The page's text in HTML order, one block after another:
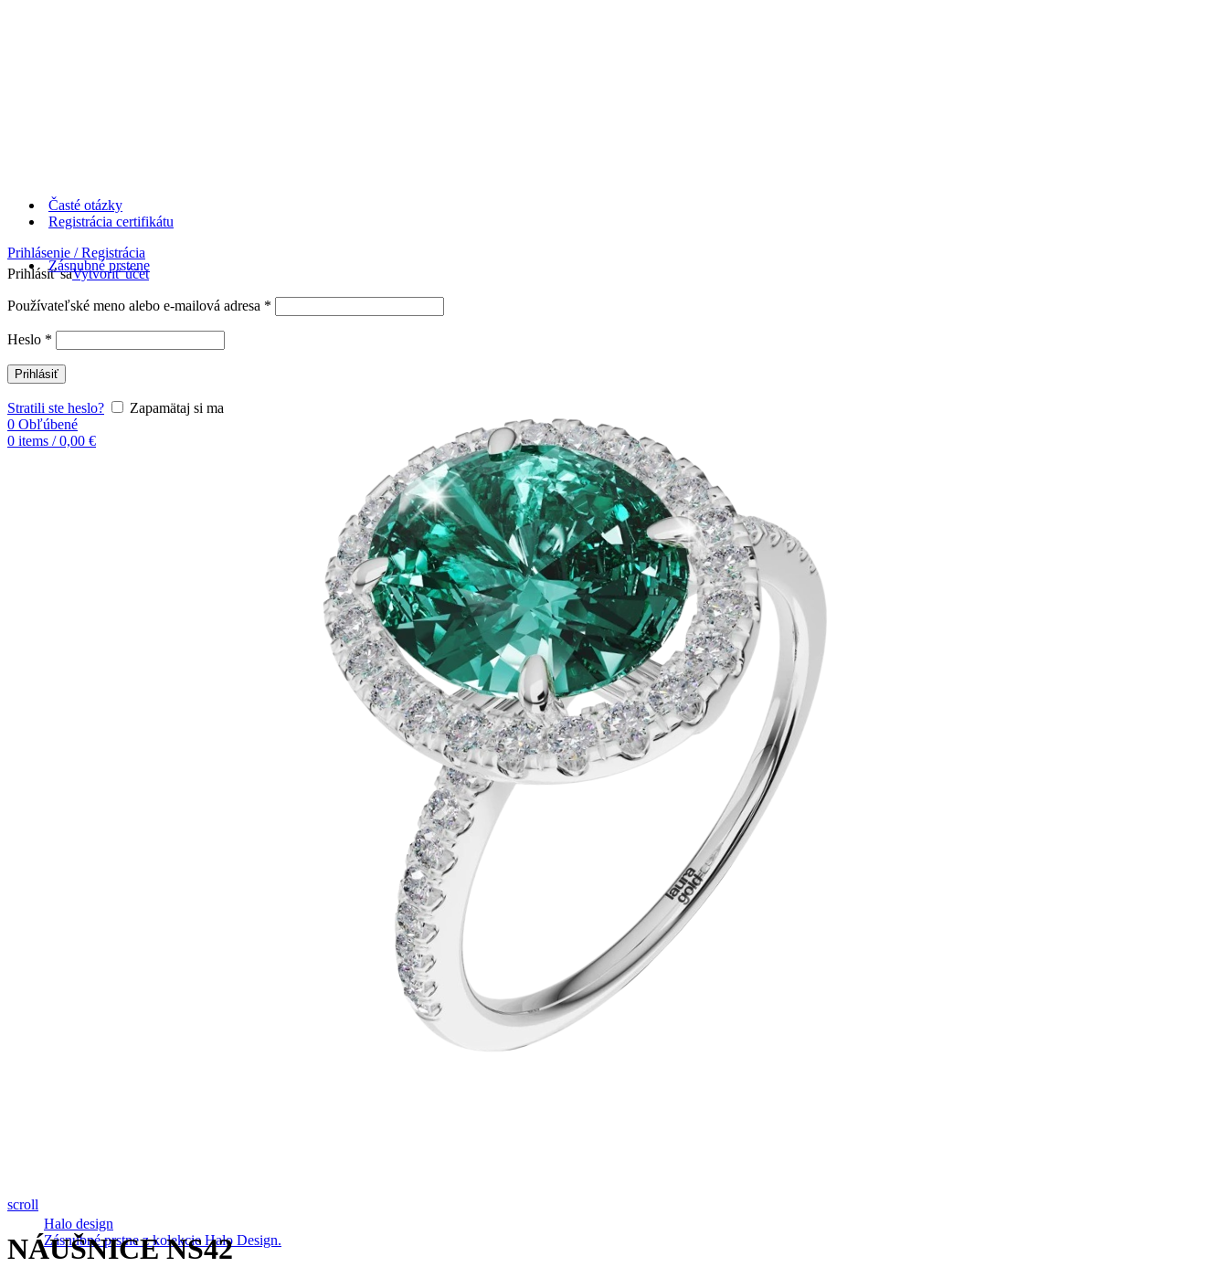
Časté otázky
Registrácia certifikátu
Prihlásenie / Registrácia
Prihlásiť saVytvoriť účet
Používateľské meno alebo e-mailová adresa *
Heslo *
Prihlásiť
Stratili ste heslo?
Zapamätaj si ma
0 Obľúbené
0 items / 0,00 €
Zásnubné prstene
Halo design
Zásnubné prstne z kolekcie Halo Design.
scroll
NÁUŠNICE NS42